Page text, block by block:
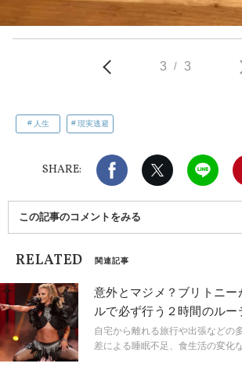
3 / 3
人生 現実逃避
SHARE:
Facebook X（旧twitter
この記事のコメントをみる
RELATED 関連記事
意外とマジメ？ブリトニー
ルで必ず行う２時間のルー
自宅から離れる旅行や出張などの
差による睡眠不足、食生活の変化